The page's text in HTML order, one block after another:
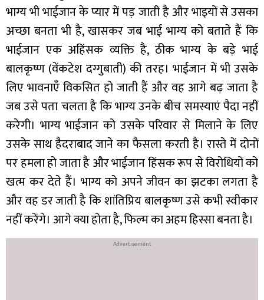
भाग्य भी भाईजान के प्यार में पड़ जाती है और भाइयों से उसका
अच्छा बनता भी है, खासकर जब भाई भाग्य को बताते हैं कि
भाईजान एक अहिंसक व्यक्ति है, ठीक भाग्य के बड़े भाई
बालकृष्ण (वेंकटेश दग्गुबाती) की तरह। भाईजान में भी उसके
लिए भावनाएँ विकसित हो जाती हैं और वह आगे बढ़ जाता है
जब उसे पता चलता है कि भाग्य उनके बीच समस्याएं पैदा नहीं
करेगी। भाग्य भाईजान को उसके परिवार से मिलाने के लिए
उसके साथ हैदराबाद जाने का फैसला करती है। रास्ते में दोनों
पर हमला हो जाता है और भाईजान हिंसक रूप से विरोधियों को
खत्म कर देते हैं। भाग्य को अपने जीवन का झटका लगता है
और वह डर जाती है कि शांतिप्रिय बालकृष्ण उसे कभी स्वीकार
नहीं करेंगे। आगे क्या होता है, फिल्म का अहम हिस्सा बनता है।